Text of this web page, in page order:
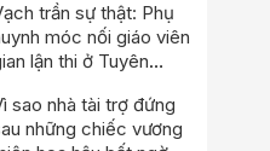
trần sự thật: Phụ
móc nối giáo viên
lận thi ở Tuyên
sao nhà tài trợ đứng
những chiếc vương